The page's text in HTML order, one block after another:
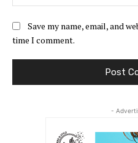
Save my name, email, and
time I comment.
-